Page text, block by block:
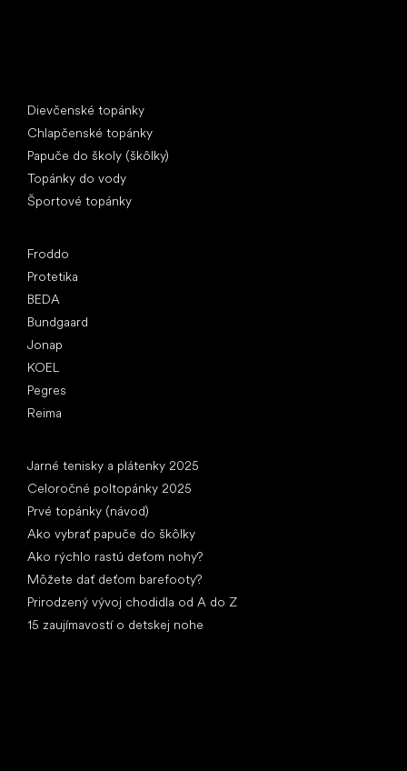
Dievčenské topánky
Chlapčenské topánky
Papuče do školy (škôlky)
Topánky do vody
Športové topánky
Froddo
Protetika
BEDA
Bundgaard
Jonap
KOEL
Pegres
Reima
Jarné tenisky a plátenky 2025
Celoročné poltopánky 2025
Prvé topánky (návod)
Ako vybrať papuče do škôlky
Ako rýchlo rastú deťom nohy?
Môžete dať deťom barefooty?
Prirodzený vývoj chodidla od A do Z
15 zaujímavostí o detskej nohe